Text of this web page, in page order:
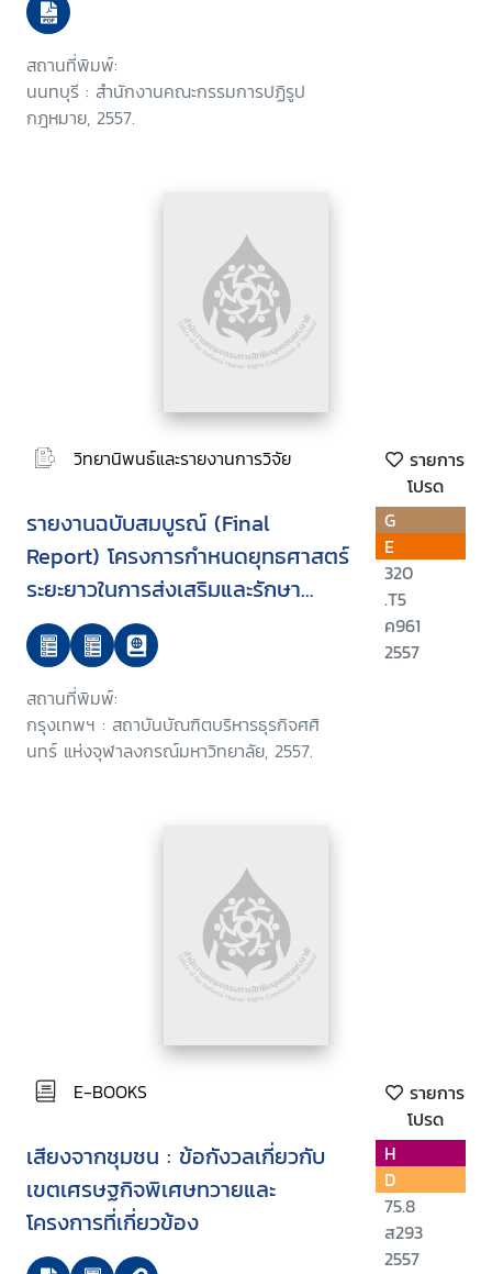
เพชรบูรณ์
สถานที่พิมพ์:
นนทบุรี : สำนักงานคณะกรรมการปฏิรูป
กฎหมาย, 2557.
วิทยานิพนธ์และรายงานการวิจัย
รายการ
โปรด
รายงานฉบับสมบูรณ์ (Final
Report) โครงการกำหนดยุทธศาสตร์
ระยะยาวในการส่งเสริมและรักษา
คุณภาพสิ่งแวดล้อมของประเทศไทย
สถานที่พิมพ์:
กรุงเทพฯ : สถาบันบัณฑิตบริหารธุรกิจศศิ
นทร์ แห่งจุฬาลงกรณ์มหาวิทยาลัย, 2557.
G
E
320
.T5
ค961
2557
E-BOOKS
รายการ
โปรด
เสียงจากชุมชน : ข้อกังวลเกี่ยวกับ
เขตเศรษฐกิจพิเศษทวายและ
โครงการที่เกี่ยวข้อง
H
D
75.8
ส293
2557